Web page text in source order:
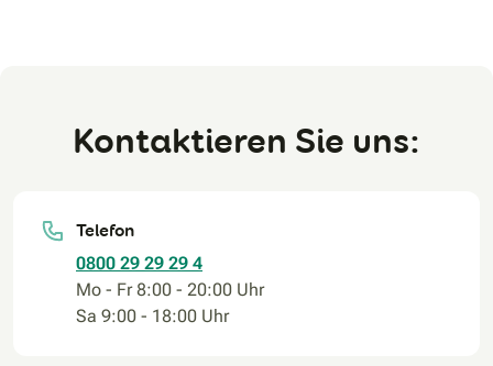
Kontaktieren Sie uns:
Telefon
0800 29 29 29 4
Mo - Fr 8:00 - 20:00 Uhr
Sa 9:00 - 18:00 Uhr